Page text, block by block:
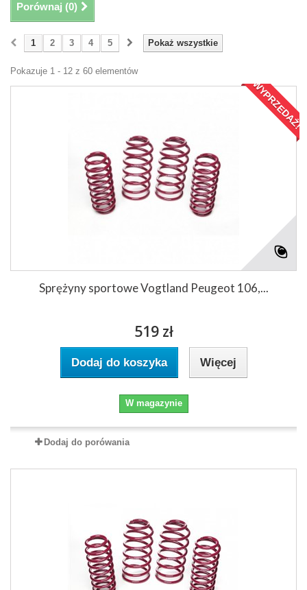
Porównaj (0)
Pokaż wszystkie
1 2 3 4 5
Pokazuje 1 - 12 z 60 elementów
WYPRZEDAŻ!
Sprężyny sportowe Vogtland Peugeot 106,...
519 zł
Dodaj do koszyka Więcej
W magazynie
Dodaj do porówania